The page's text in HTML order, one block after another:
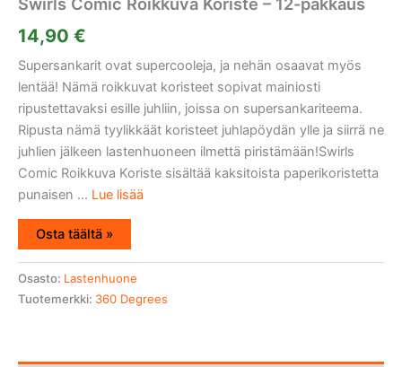
14,90 €
Supersankarit ovat supercooleja, ja nehän osaavat myös
lentää! Nämä roikkuvat koristeet sopivat mainiosti
ripustettavaksi esille juhliin, joissa on supersankariteema.
Ripusta nämä tyylikkäät koristeet juhlapöydän ylle ja siirrä ne
juhlien jälkeen lastenhuoneen ilmettä piristämään!Swirls
Comic Roikkuva Koriste sisältää kaksitoista paperikoristetta
punaisen ... Lue lisää
Osta täältä »
Osasto: Lastenhuone
Tuotemerkki: 360 Degrees